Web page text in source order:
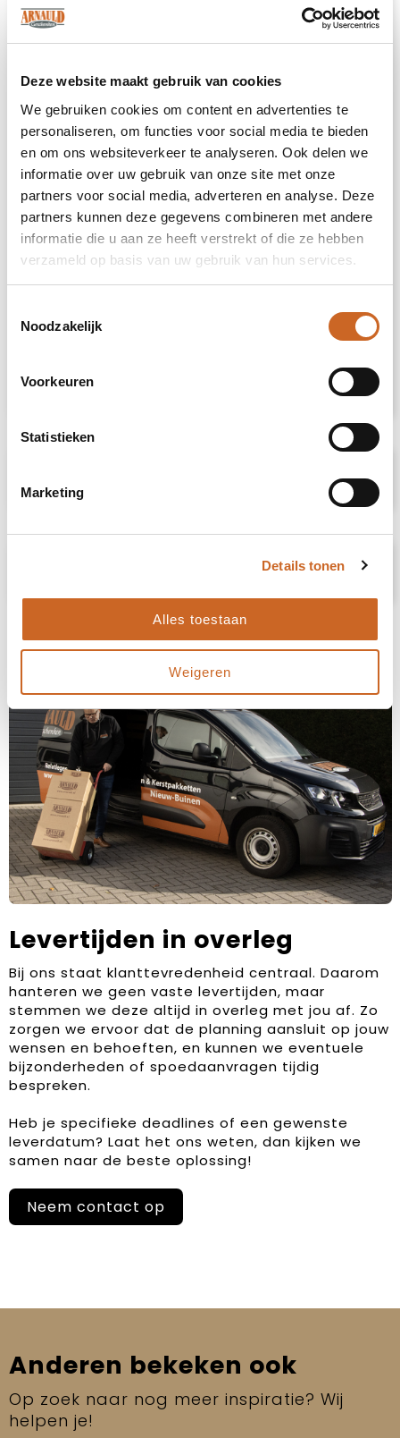
Deze website maakt gebruik van cookies
We gebruiken cookies om content en advertenties te
personaliseren, om functies voor social media te bieden
en om ons websiteverkeer te analyseren. Ook delen we
informatie over uw gebruik van onze site met onze
partners voor social media, adverteren en analyse. Deze
partners kunnen deze gegevens combineren met andere
informatie die u aan ze heeft verstrekt of die ze hebben
verzameld op basis van uw gebruik van hun services.
Noodzakelijk
Voorkeuren
Statistieken
Marketing
Details tonen
Alles toestaan
Weigeren
metalen steun waardoor de wax amaryllis
neergezet kan worden en deze altijd stabiel
aan de bol bevestigd is. Deze amaryllisbollen
hebben geen verzorging nodig. Zet de wax
amaryllis op een lichte plek, maar niet in
direct zonlicht en geniet van de prachtige
bloemen die zich binnen 3 tot 5 weken
ontwikkelen. Bloembollen zijn
natuurproducten, elke bol is uniek op zichzelf
en heeft een andere vorm.
Dit product wordt standaard geleverd in de
Heeft u vragen over dit product, de
verpakkingen? Neem dan gerust contact met
ons op.
Levertijden in overleg
Bij ons staat klanttevredenheid centraal. Daarom
hanteren we geen vaste levertijden, maar
stemmen we deze altijd in overleg met jou af. Zo
zorgen we ervoor dat de planning aansluit op jouw
wensen en behoeften, en kunnen we eventuele
bijzonderheden of spoedaanvragen tijdig
bespreken.
Heb je specifieke deadlines of een gewenste
leverdatum? Laat het ons weten, dan kijken we
samen naar de beste oplossing!
Neem contact op
Anderen bekeken ook
Op zoek naar nog meer inspiratie? Wij
helpen je!